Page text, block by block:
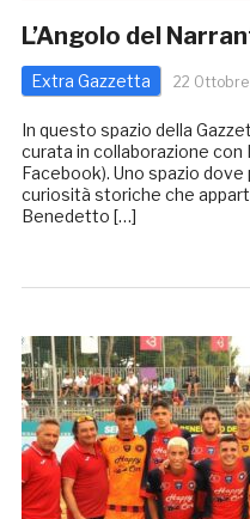
L’Angolo del
Extra Gazzetta 22
In questo spazio della
curata in collaborazione con
Facebook). Uno spazio
curiosità storiche che
Benedetto […]